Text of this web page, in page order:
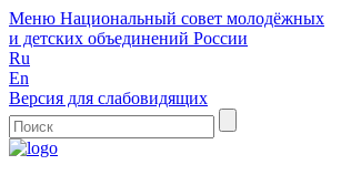
Меню Национальный совет молодёжных
и детских объединений России
Ru
En
Версия для слабовидящих